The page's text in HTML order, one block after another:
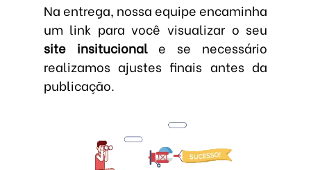
Na entrega, nossa equipe encaminha
um link para você visualizar o seu
site insitucionale se necessário
realizamos ajustes finais antes da
publicação.